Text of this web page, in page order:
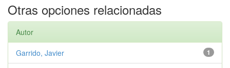
Otras opciones relacionadas
Autor
1
Garrido, Javier